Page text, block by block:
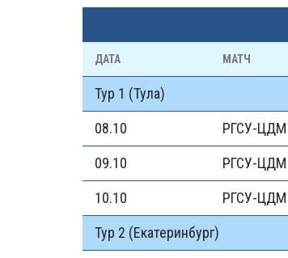
ДАТА МАТЧ
Тур 1 (Тула)
08.10 РГСУ-ЦДМ
09.10 РГСУ-
10.10 РГСУ-ЦДМ
Тур 2 (Екатеринбург)